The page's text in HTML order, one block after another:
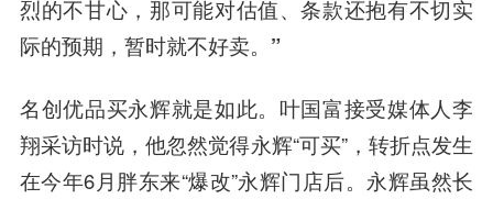
烈的不甘心，那可能对估值、条款还抱有不切实
际的预期，暂时就不好卖。”
名创优品买永辉就是如此。叶国富接受媒体人李
翔采访时说，他忽然觉得永辉“可买”，转折点发生
在今年6月胖东来“爆改”永辉门店后。永辉虽然长